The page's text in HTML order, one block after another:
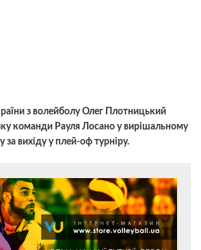
з волейболу Олег Плотницький
команди Рауля Лосано у вирішальному
за вихіду у плей-оф турніру.